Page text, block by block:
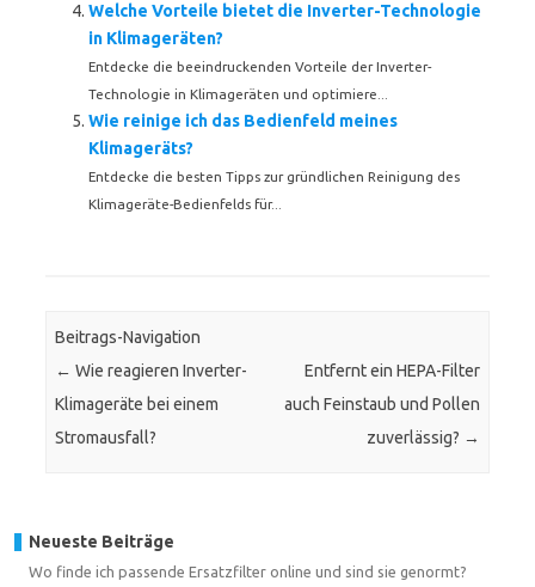
Welche Vorteile bietet die Inverter-Technologie
in Klimageräten?
Entdecke die beeindruckenden Vorteile der Inverter-
Technologie in Klimageräten und optimiere...
Wie reinige ich das Bedienfeld meines
Klimageräts?
Entdecke die besten Tipps zur gründlichen Reinigung des
Klimageräte-Bedienfelds für...
Beitrags-Navigation
← Wie reagieren Inverter-
Klimageräte bei einem
Stromausfall?
Entfernt ein HEPA-Filter
auch Feinstaub und Pollen
zuverlässig? →
Neueste Beiträge
Wo finde ich passende Ersatzfilter online und sind sie genormt?